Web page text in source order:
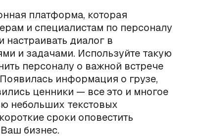
платформа, которая
и специалистам по персоналу
настраивать диалог в
и задачами. Используйте такую
персоналу о важной встрече
информация о грузе,
ценники — все это и многое
небольших текстовых
сроки оповестить
бизнес.